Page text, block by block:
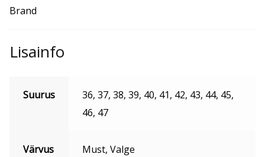
Brand
Lisainfo
Suurus
36, 37, 38, 39, 40, 41, 42, 43, 44, 45,
46, 47
Värvus Must, Valge